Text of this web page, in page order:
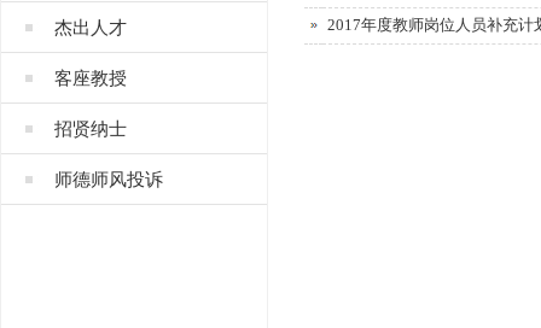
杰出人才
客座教授
招贤纳士
师德师风投诉
2017年度教师岗位人员补充计